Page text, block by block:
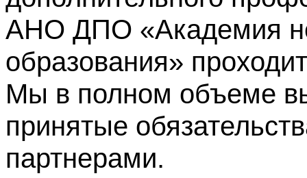
АНО ДПО «Академия
образования»
Мы в полном объеме
принятые
партнерами.